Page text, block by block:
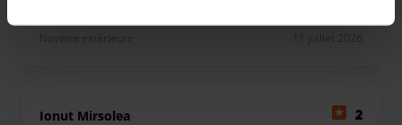
Ionut Mirsolea 2